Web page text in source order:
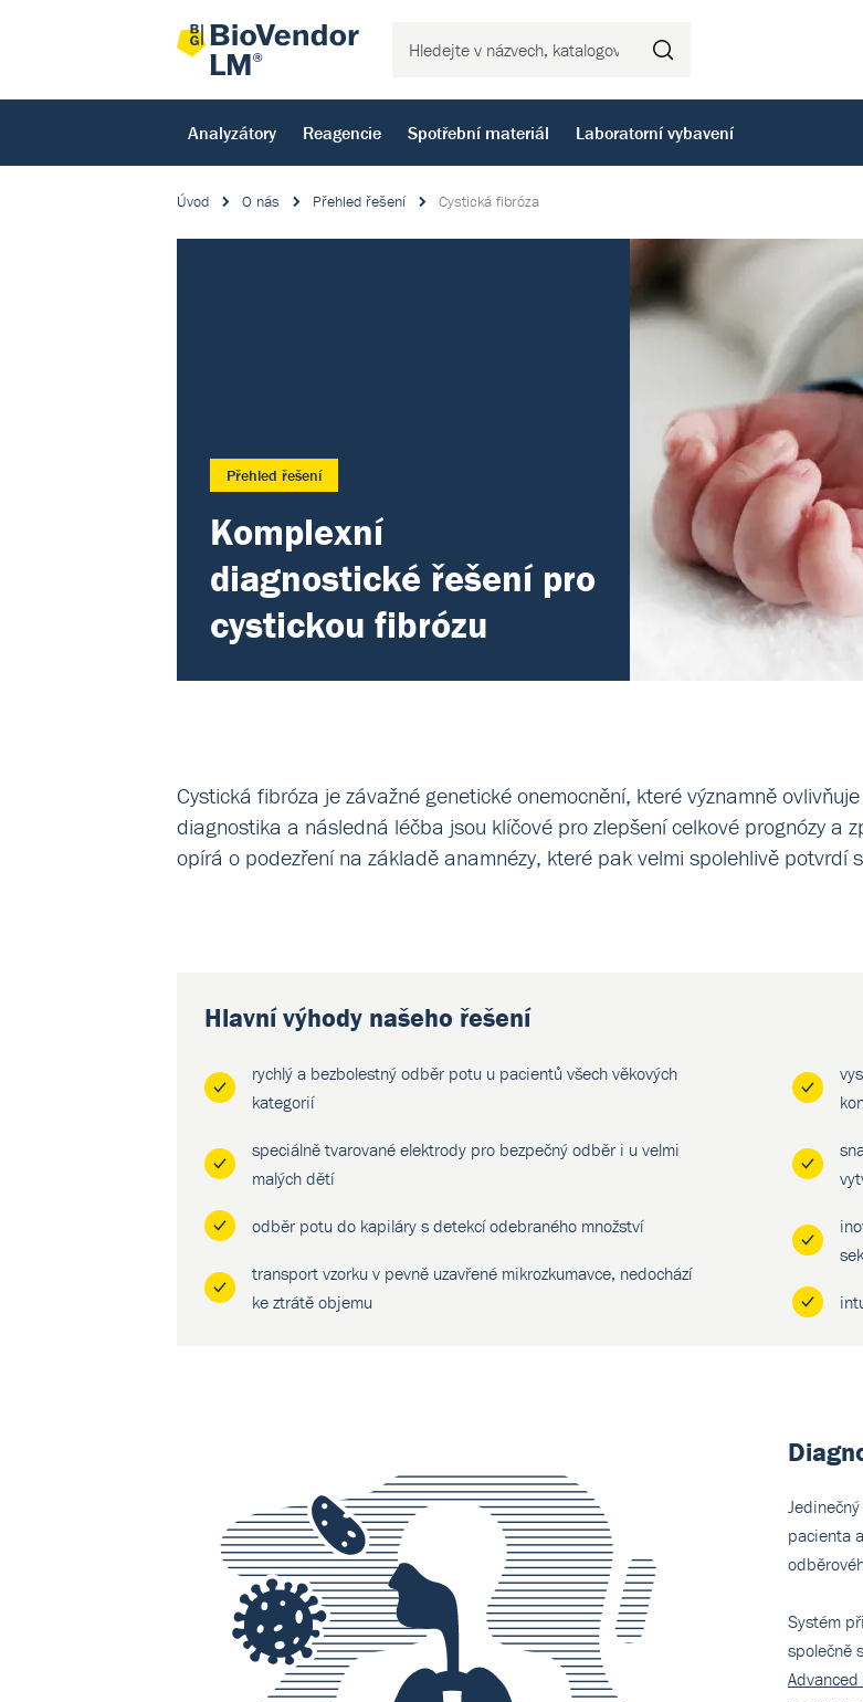
Analyzátory Reagencie Spotřební materiál Laboratorní vybavení
Úvod O nás Přehled řešení Cystická fibróza
Přehled řešení
Komplexní
diagnostické řešení pro
cystickou fibrózu
Cystická fibróza je závažné genetické onemocnění, které významně
diagnostika a následná léčba jsou klíčové pro zlepšení celkové prognózy a
opírá o podezření na základě anamnézy, které pak velmi spolehlivě potvrdí
Hlavní výhody našeho řešení
rychlý a bezbolestný odběr potu u pacientů všech věkových
kategorií
speciálně tvarované elektrody pro bezpečný odběr i u velmi
malých dětí
odběr potu do kapiláry s detekcí odebraného množství
transport vzorku v pevně uzavřené mikrozkumavce, nedochází
ke ztrátě objemu
pacienta
Systém
společně